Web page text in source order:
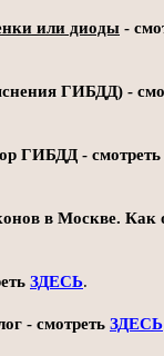
или диоды -
ГИБДД) -
ГИБДД - смотреть
в Москве. Как
ЗДЕСЬ.
- смотреть ЗДЕСЬ